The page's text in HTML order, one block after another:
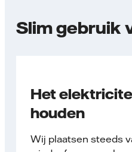
Slim gebruik
Het
houden
Wij plaatsen steeds